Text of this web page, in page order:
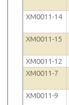
XM0011-14
XM0011-15
XM0011-12
XM0011-7
XM0011-9